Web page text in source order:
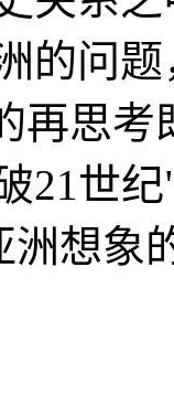
的问
再思考
21世
洲想象